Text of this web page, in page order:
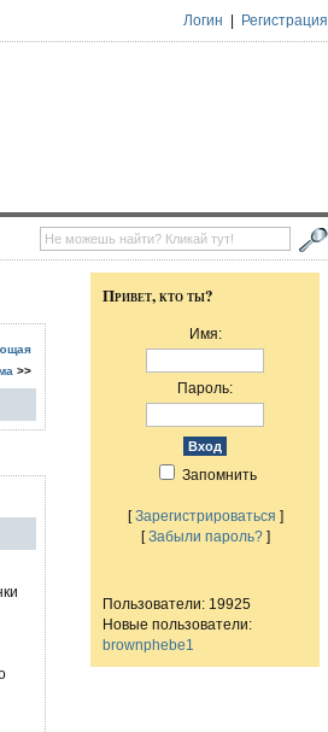
Логин Регистрация
>>
Привет, кто ты?
Имя:
Пароль:
Запомнить
[Зарегистрироваться ]
[Забыли пароль?]
Пользователи: 19925
Новые пользователи:
brownphebe1